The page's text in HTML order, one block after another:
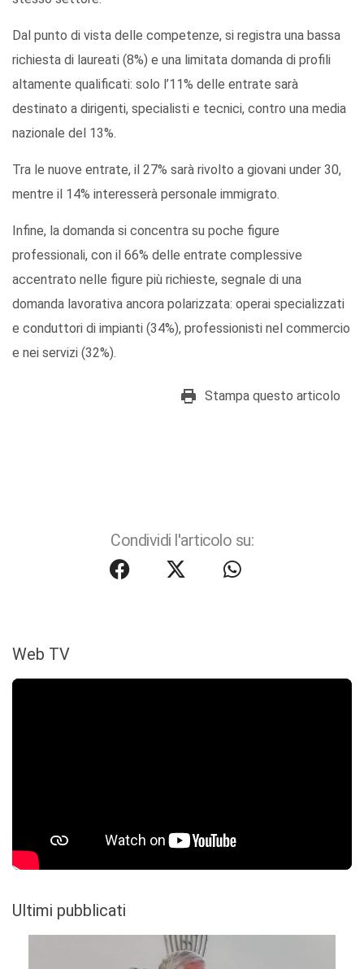
Dal punto di vista delle competenze, si registra una bassa
richiesta di laureati (8%) e una limitata domanda di profili
altamente qualificati: solo l’11% delle entrate sarà
destinato a dirigenti, specialisti e tecnici, contro una media
nazionale del 13%.
Tra le nuove entrate, il 27% sarà rivolto a giovani under 30,
mentre il 14% interesserà personale immigrato.
Infine, la domanda si concentra su poche figure
professionali, con il 66% delle entrate complessive
accentrato nelle figure più richieste, segnale di una
domanda lavorativa ancora polarizzata: operai specializzati
e conduttori di impianti (34%), professionisti nel commercio
e nei servizi (32%).
Stampa questo articolo
Condividi l'articolo su:
Web TV
Ultimi pubblicati